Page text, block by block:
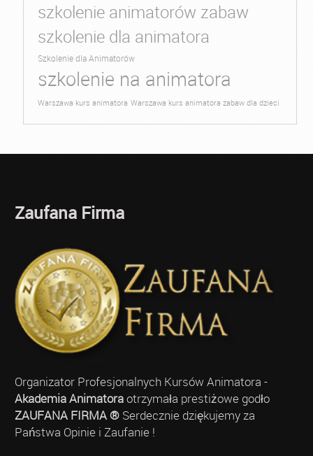
szkolenie animatorów zabaw
szkolenie dla animatora
Szkolenie dla Animatorów
szkolenie na animatora
Warszawa kurs animatora Warszawa kurs animatora zabaw dla dzieci
Zaufana Firma
Organizator Profesjonalnych Kursów Animatora -
Akademia Animatoraotrzymała prestiżowe godło
ZAUFANA FIRMA ®Serdecznie dziękujemy za
Państwa Opinie i Zaufanie !